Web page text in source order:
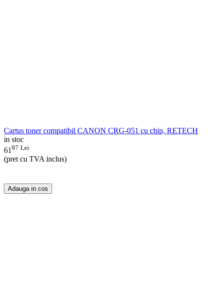
Cartus toner compatibil CANON CRG-051 cu chip, RETECH
in stoc
61 97 Lei
(pret cu TVA inclus)
Adauga in cos